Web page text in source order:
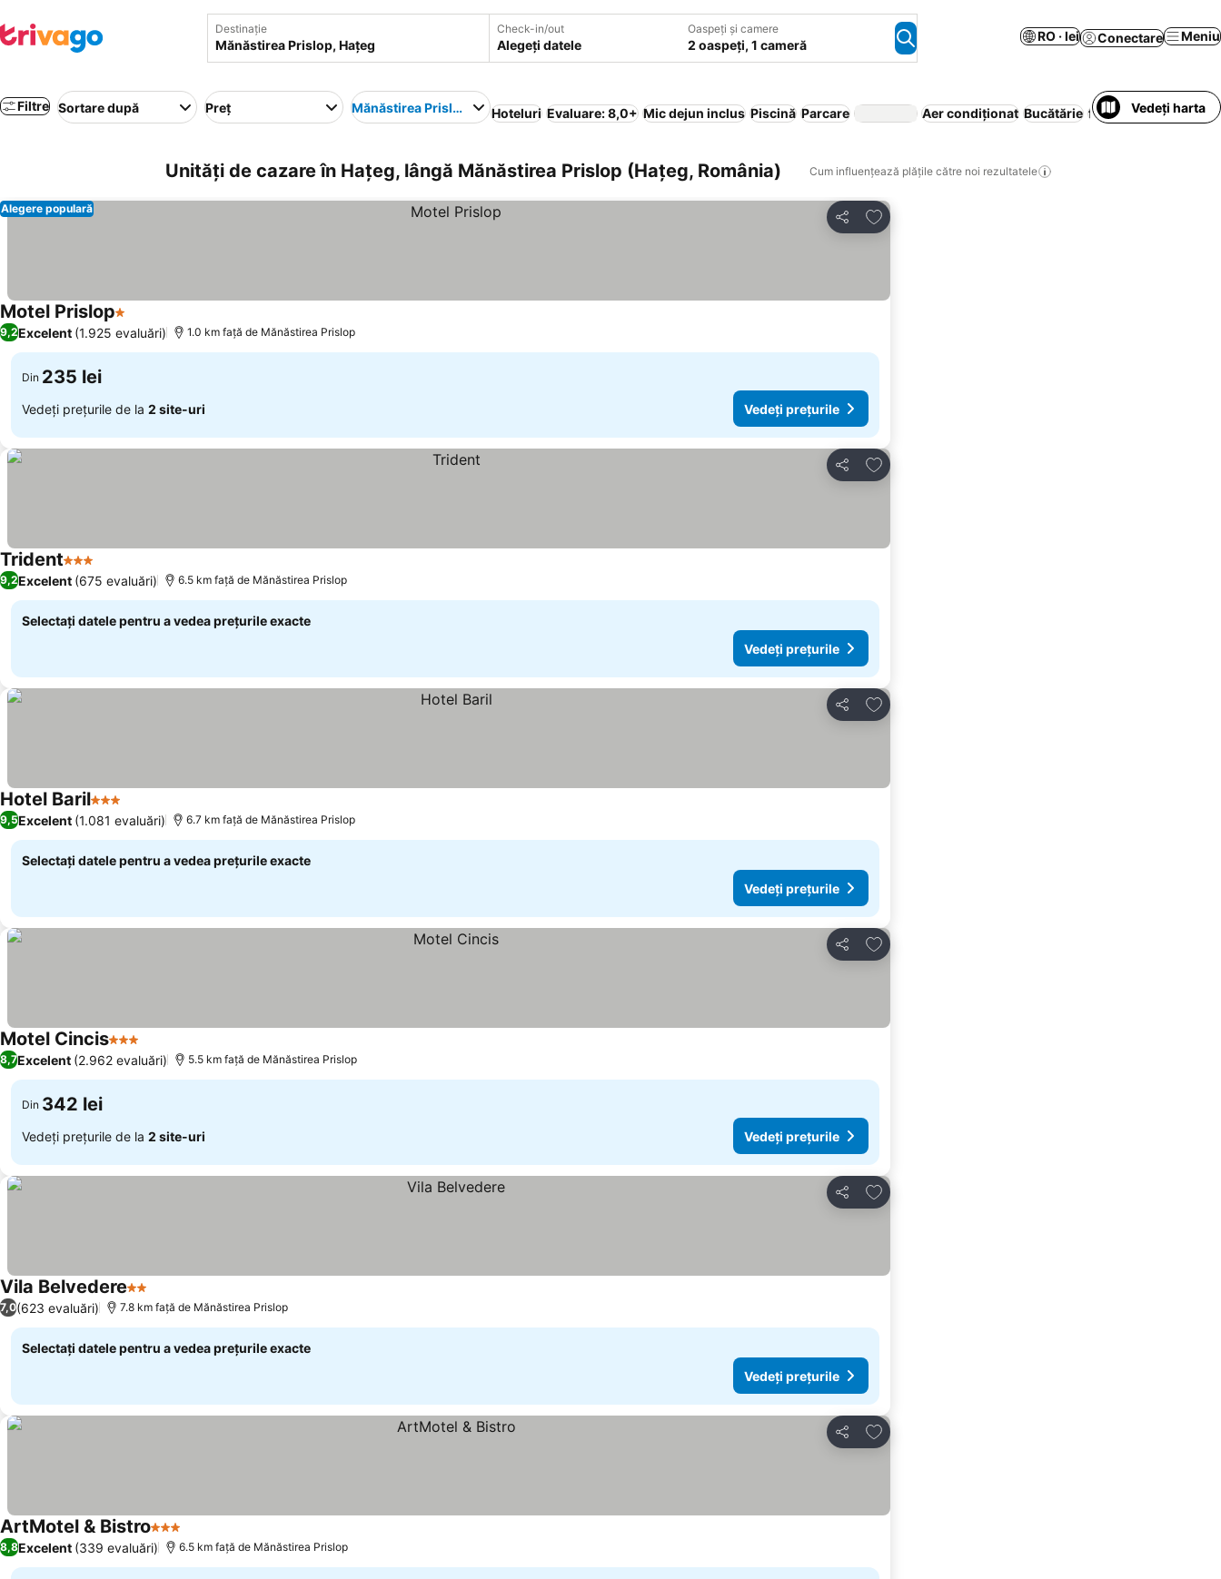
Destinație Check-in/out
Alegeți datele
Oaspeți și camere
2 oaspeți, 1 cameră
RO · lei Conectare Meniu
Filtre Sortare după Preț Mănăstirea Prislop Hoteluri Evaluare: 8,0+ Mic dejun inclus Piscină Parcare Aer condiționat Bucătărie frigider Anulare
Vedeți harta
Unități de cazare în Haţeg, lângă Mănăstirea Prislop (Haţeg, România) Cum influențează plățile către noi rezultatele
Distribuiți
Adăugaţi la favorite
Alegere populară
Motel Prislop1 SteleVedeți prețurile
9,2Excelent (1.925 evaluări) 1.0 km faţă de Mănăstirea Prislop
Din 235 lei
Vedeți prețurile de la 2 site-uri Vedeți prețurile
Distribuiți
Adăugaţi la favorite
Trident3 Stele Vedeți prețurile
9,2Excelent (675 evaluări) 6.5 km faţă de Mănăstirea Prislop
Selectați datele pentru a vedea prețurile exacte
Vedeți prețurile
Distribuiți
Adăugaţi la favorite
Hotel Baril3 Stele Vedeți prețurile
9,5Excelent (1.081 evaluări) 6.7 km faţă de Mănăstirea Prislop
Selectați datele pentru a vedea prețurile exacte
Vedeți prețurile
Distribuiți
Adăugaţi la favorite
Motel Cincis3 Stele Vedeți prețurile
8,7Excelent (2.962 evaluări) 5.5 km faţă de Mănăstirea Prislop
Din 342 lei
Vedeți prețurile de la 2 site-uri Vedeți prețurile
Distribuiți
Adăugaţi la favorite
Vila Belvedere2 Stele
7,0(623 evaluări) 7.8 km faţă de Mănăstirea Prislop
Selectați datele pentru a vedea prețurile exacte
Vedeți prețurile
Distribuiți
Adăugaţi la favorite
ArtMotel & Bistro3 Stele
8,8Excelent (339 evaluări) 6.5 km faţă de Mănăstirea Prislop